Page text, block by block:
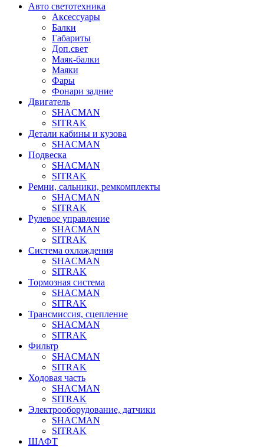
Авто светотехника
Аксессуары
Балки
Габариты
Доп.свет
Маяк-балки
Маяки
Фары
Фонари задние
Двигатель
SHACMAN
SITRAK
Детали кабины и кузова
SHACMAN
Подвеска
SHACMAN
SITRAK
Ремни, сальники, ремкомплекты
SHACMAN
SITRAK
Рулевое управление
SHACMAN
SITRAK
Система охлаждения
SHACMAN
SITRAK
Тормозная система
SHACMAN
SITRAK
Трансмиссия, сцепление
SHACMAN
SITRAK
Фильтр
SHACMAN
SITRAK
Ходовая часть
SHACMAN
SITRAK
Электрооборудование, датчики
SHACMAN
SITRAK
ШАФТ